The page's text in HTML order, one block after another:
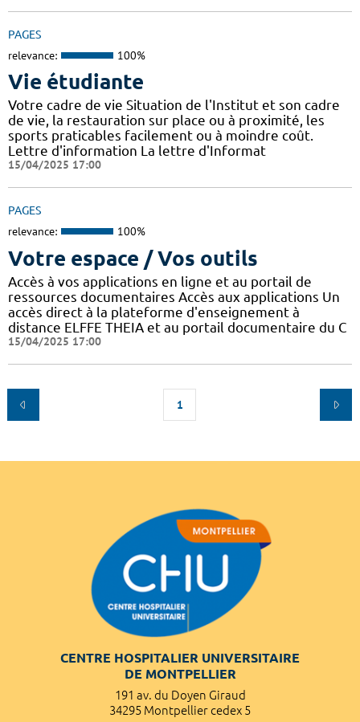
PAGES
relevance: 100%
Vie étudiante
Votre cadre de vie Situation de l'Institut et son cadre
de vie, la restauration sur place ou à proximité, les
sports praticables facilement ou à moindre coût.
Lettre d'information La lettre d'Informat
15/04/2025 17:00
PAGES
relevance: 100%
Votre espace / Vos outils
Accès à vos applications en ligne et au portail de
ressources documentaires Accès aux applications Un
accès direct à la plateforme d'enseignement à
distance ELFFE THEIA et au portail documentaire du C
15/04/2025 17:00
1
CENTRE HOSPITALIER UNIVERSITAIRE
DE MONTPELLIER
191 av. du Doyen Giraud
34295 Montpellier cedex 5